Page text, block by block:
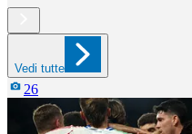
Vedi tutte
26